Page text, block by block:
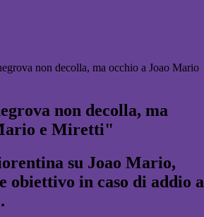
non decolla, ma occhio a Joao Mario
non decolla, ma
e Miretti"
su Joao Mario,
obiettivo in caso di addio a